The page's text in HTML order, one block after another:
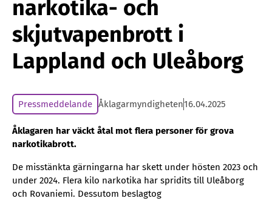
narkotika- och
skjutvapenbrott i
Lappland och Uleåborg
Pressmeddelande Åklagarmyndigheten16.04.2025
Åklagaren har väckt åtal mot flera personer för grova
narkotikabrott.
De misstänkta gärningarna har skett under hösten 2023 och
under 2024. Flera kilo narkotika har spridits till Uleåborg
och Rovaniemi. Dessutom beslagtog